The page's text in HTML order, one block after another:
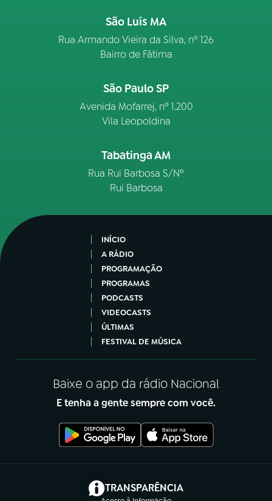
São Luís MA
Rua Armando Vieira da Silva, nº 126
Bairro de Fátima
São Paulo SP
Avenida Mofarrej, nº 1.200
Vila Leopoldina
Tabatinga AM
Rua Rui Barbosa S/Nº
Rui Barbosa
INÍCIO
A RÁDIO
PROGRAMAÇÃO
PROGRAMAS
PODCASTS
VIDEOCASTS
ÚLTIMAS
FESTIVAL DE MÚSICA
Baixe o app da rádio Nacional
E tenha a gente sempre com você.
TRANSPARÊNCIA
(abre em nova aba)